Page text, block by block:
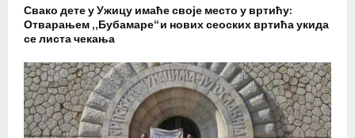
Свако дете у Ужицу имаће своје место у вртићу:
Отварањем „Бубамаре“ и нових сеоских вртића укида
се листа чекања